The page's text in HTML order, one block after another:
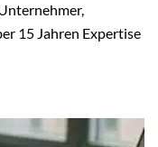
15 Jahren Expertise